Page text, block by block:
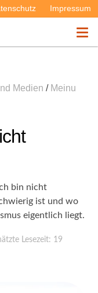
Impressum
Medien / Meinu
bin nicht
ist und wo
eigentlich liegt.
Lesezeit: 19